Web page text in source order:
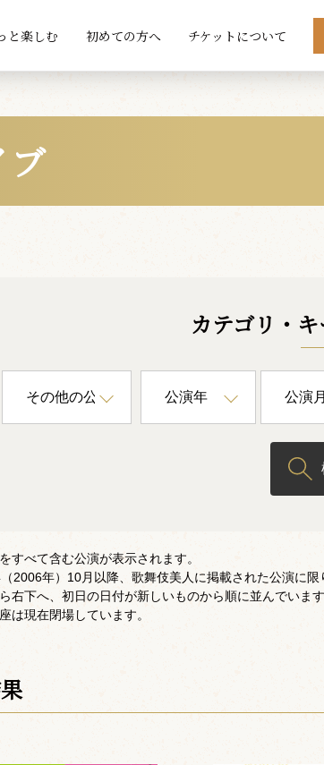
と楽しむ 初めての方へ チケットについて
ブ
カテゴリ・
すべて含む公演が表示されます。
2006年）10月以降、歌舞伎美人に掲載された公演に限
右下へ、初日の日付が新しいものから順に並んでいます
は現在閉場しています。